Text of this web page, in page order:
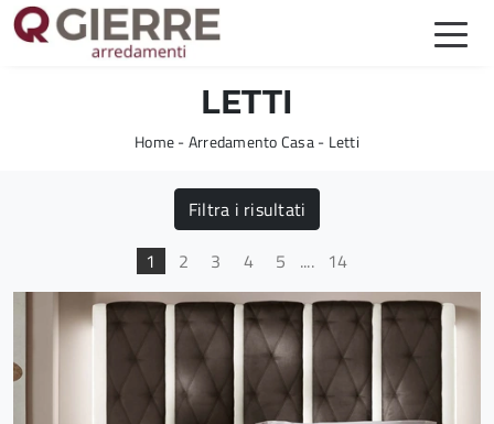
LETTI
Home-Arredamento Casa- Letti
Filtra i risultati
1
2 3 4 5 .... 14